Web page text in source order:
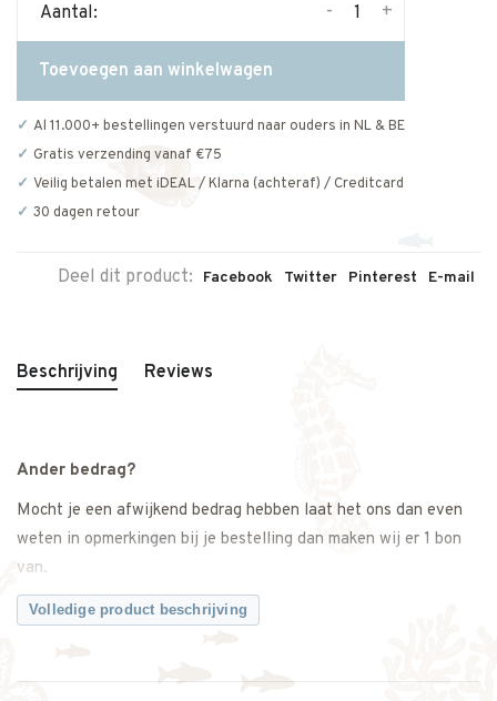
Aantal: +
-
Toevoegen aan winkelwagen
Al 11.000+ bestellingen verstuurd naar ouders in NL & BE
Gratis verzending vanaf €75
Veilig betalen met iDEAL / Klarna (achteraf) / Creditcard
30 dagen retour
Deel dit product: Facebook Twitter Pinterest E-mail
Beschrijving Reviews
Ander bedrag?
Mocht je een afwijkend bedrag hebben laat het ons dan even
weten in opmerkingen bij je bestelling dan maken wij er 1 bon
van.
Volledige product beschrijving